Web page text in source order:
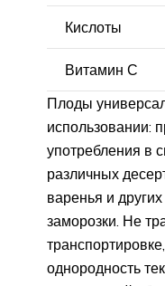
Кислоты
Витамин С
Плоды
использовании:
употребления в
различных
варенья и
заморозки. Не
однородность